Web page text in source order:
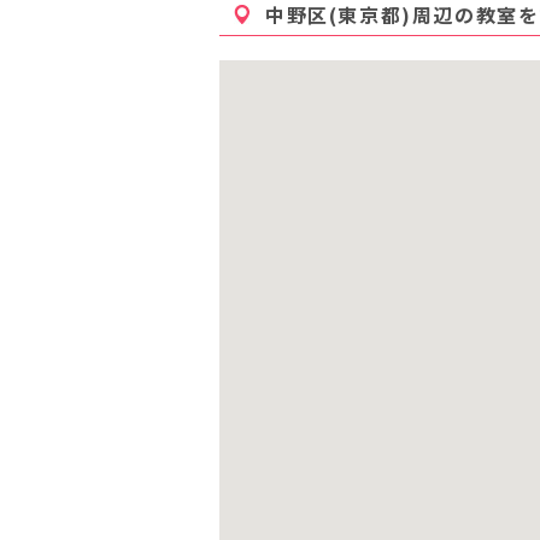
中野区(東京都)周辺の教室